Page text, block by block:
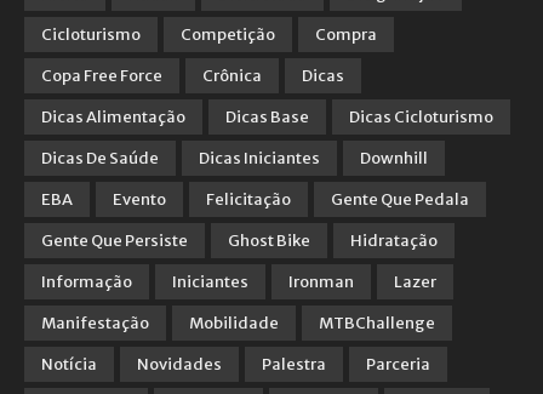
Cicloturismo
Competição
Compra
Copa Free Force
Crônica
Dicas
Dicas Alimentação
Dicas Base
Dicas Cicloturismo
Dicas De Saúde
Dicas Iniciantes
Downhill
EBA
Evento Felicitação
Gente Que Pedala
Gente Que Persiste
Ghost Bike
Hidratação
Informação
Iniciantes Ironman
Lazer
Manifestação
Mobilidade
MTBChallenge
Notícia
Novidades Palestra
Parceria